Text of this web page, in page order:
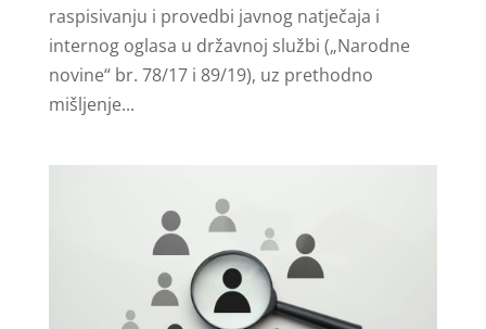
raspisivanju i provedbi javnog natječaja i
internog oglasa u državnoj službi („Narodne
novine“ br. 78/17 i 89/19), uz prethodno
mišljenje...